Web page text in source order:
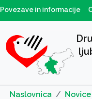
Povezave in informacije
Naslovnica Novice